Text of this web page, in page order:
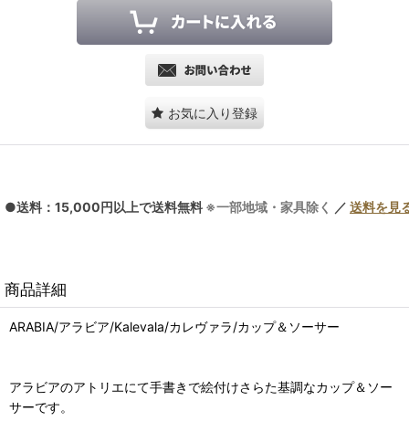
お気に入り登録
●送料：15,000円以上で送料無料 ※一部地域・家具除く ／ 送料を見
商品詳細
ARABIA/アラビア/Kalevala/カレヴァラ/カップ＆ソーサー
アラビアのアトリエにて手書きで絵付けさらた基調なカップ＆ソー
サーです。